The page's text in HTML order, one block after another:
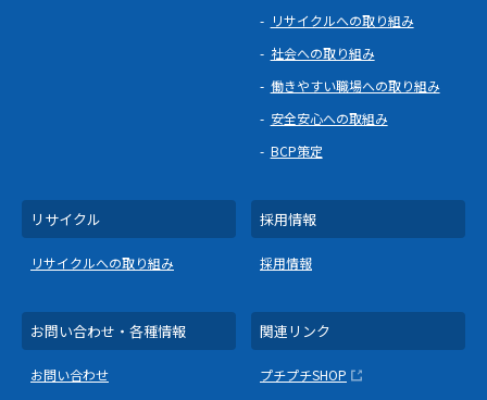
リサイクルへの取り組み
社会への取り組み
働きやすい職場への取り組み
安全安心への取組み
BCP策定
リサイクル
リサイクルへの取り組み
採用情報
採用情報
お問い合わせ・各種情報
お問い合わせ
関連リンク
プチプチSHOP